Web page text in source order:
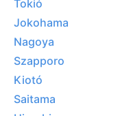
Tokió
Jokohama
Nagoya
Szapporo
Kiotó
Saitama